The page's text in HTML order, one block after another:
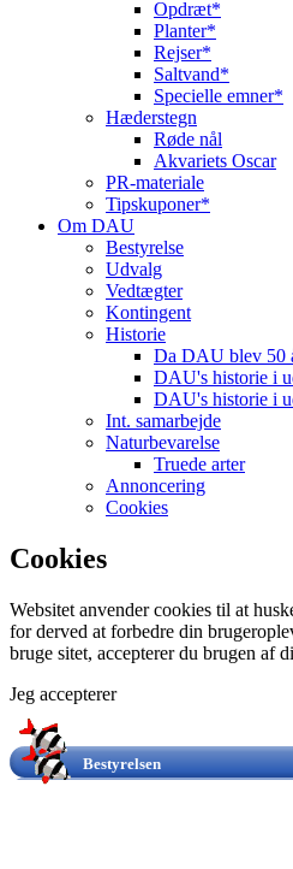
Opdræt*
Planter*
Rejser*
Saltvand*
Specielle emner*
Hæderstegn
Røde nål
Akvariets Oscar
PR-materiale
Tipskuponer*
Om DAU
Bestyrelse
Udvalg
Vedtægter
Kontingent
Historie
Da DAU blev 50
DAU's historie i
DAU's historie i
Int. samarbejde
Naturbevarelse
Truede arter
Annoncering
Cookies
Cookies
Websitet anvender cookies til at
for derved at forbedre din
bruge sitet, accepterer du brugen af
Jeg accepterer
Bestyrelsen